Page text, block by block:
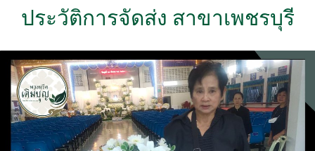
ประวัติการจัดส่ง สาขาเพชรบุรี